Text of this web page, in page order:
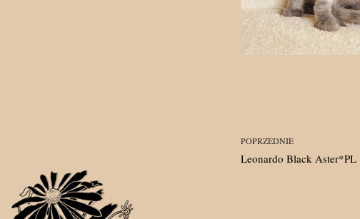
POPRZEDNIE
Leonardo Black Aster*PL